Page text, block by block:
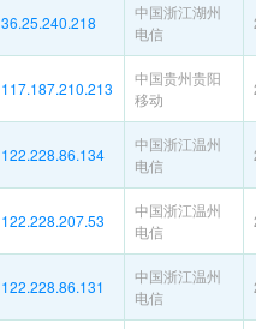
36.25.240.218
中国浙江湖州
电信
117.187.210.213
中国贵州贵阳
移动
122.228.86.134
中国浙江温州
电信
122.228.207.53
中国浙江温州
电信
122.228.86.131
中国浙江温州
电信